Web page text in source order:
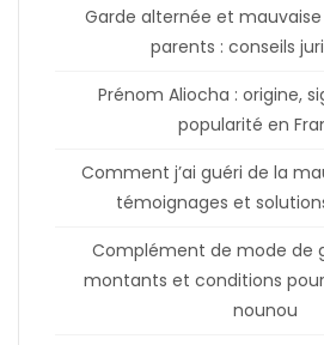
Garde alternée et
parents : conseils
Prénom Aliocha : origine,
popularité en
Comment j’ai guéri de la
témoignages et
Complément de mode de
montants et conditions
nounou